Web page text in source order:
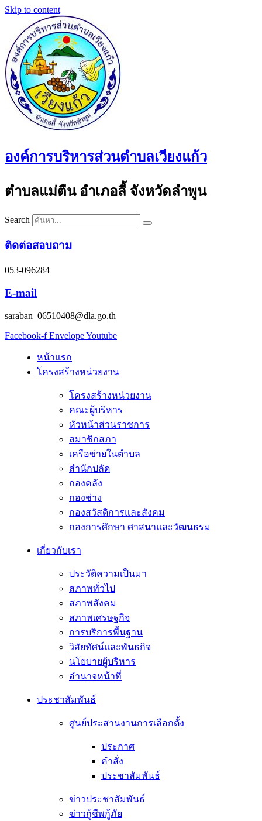
Skip to content
องค์การบริหารส่วนตำบลเวียงแก้ว
ตำบลแม่ตืน อำเภอลี้ จังหวัดลำพูน
Search
ติดต่อสอบถาม
053-096284
E-mail
saraban_06510408@dla.go.th
Facebook-f EnvelopeYoutube
หน้าแรก
โครงสร้างหน่วยงาน
โครงสร้างหน่วยงาน
คณะผู้บริหาร
หัวหน้าส่วนราชการ
สมาชิกสภา
เครือข่ายในตำบล
สำนักปลัด
กองคลัง
กองช่าง
กองสวัสดิการและสังคม
กองการศึกษา ศาสนาและวัฒนธรม
เกี่ยวกับเรา
ประวัติความเป็นมา
สภาพทั่วไป
สภาพสังคม
สภาพเศรษฐกิจ
การบริการพื้นฐาน
วิสัยทัศน์และพันธกิจ
นโยบายผู้บริหาร
อํานาจหน้าที่
ประชาสัมพันธ์
ศูนย์ประสานงานการเลือกตั้ง
ประกาศ
คำสั่ง
ประชาสัมพันธ์
ข่าวประชาสัมพันธ์
ข่าวกู้ชีพกู้ภัย